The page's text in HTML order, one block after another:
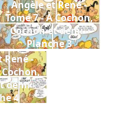
Angèle et René -
Tome 7 - A Cochon,
Cochon et demi -
Planche 3
René -
Cochon,
demi -
4